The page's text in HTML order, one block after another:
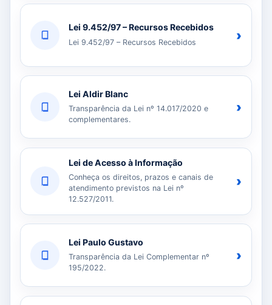
Lei 9.452/97 – Recursos Recebidos
Lei 9.452/97 – Recursos Recebidos ›
Lei Aldir Blanc
Transparência da Lei nº 14.017/2020 e
complementares.
›
Lei de Acesso à Informação
Conheça os direitos, prazos e canais de
atendimento previstos na Lei nº
12.527/2011.
›
Lei Paulo Gustavo
Transparência da Lei Complementar nº
195/2022.
›